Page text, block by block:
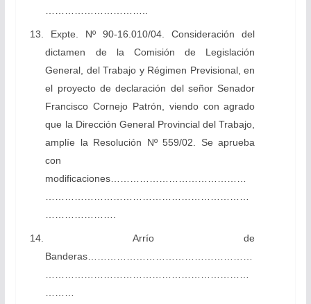
…………………………..
13. Expte. Nº 90-16.010/04. Consideración del
dictamen de la Comisión de Legislación
General, del Trabajo y Régimen Previsional, en
el proyecto de declaración del señor Senador
Francisco Cornejo Patrón, viendo con agrado
que la Dirección General Provincial del Trabajo,
amplíe la Resolución Nº 559/02. Se aprueba
con
modificaciones……………………………………
………………………………………………………
………………….
14. Arrío de
Banderas……………………………………………
………………………………………………………
………